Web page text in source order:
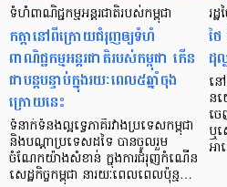
ទំហំពាណិជ្ជកម្មអន្តរជាតិរបស់កម្ពុជា
កត្តានៅពីក្រោយជំរុញឲ្យទំហំ
ពាណិជ្ជកម្មអន្តរជាតិរបស់កម្ពុជា កើន
ជាបន្តបន្ទាប់ក្នុងរយៈពេល៥ឆ្នាំចុង
ក្រោយនេះ
ទំនាក់ទំនងល្អទ្វេភាគីរវាងប្រទេសកម្ពុជា
និងបណ្ដាប្រទេសដទៃ បានចូលរួម
ចំណែកយ៉ាងសំខាន់ ក្នុងការជំរុញកំណើន
សេដ្ឋកិច្ចកម្ពុជា នារយៈពេលពេលប៉ុន្ម…
រដ្
ថ
ដុ
ន
ន
ច
ឬ
អា